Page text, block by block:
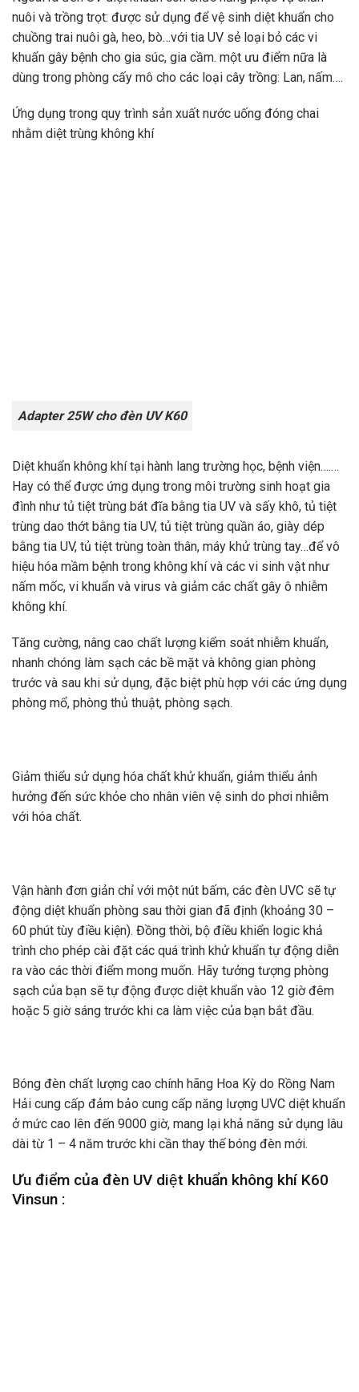
nuôi và trồng trọt: được sử dụng để vệ sinh diệt khuẩn cho
chuồng trai nuôi gà, heo, bò…với tia UV sẻ loại bỏ các vi
khuẩn gây bệnh cho gia súc, gia cầm. một ưu điểm nữa là
dùng trong phòng cấy mô cho các loại cây trồng: Lan, nấm….
Ứng dụng trong quy trình sản xuất nước uống đóng chai
nhằm diệt trùng không khí
Adapter 25W cho đèn UV K60
Diệt khuẩn không khí tại hành lang trường học, bệnh viện….…
Hay có thể được ứng dụng trong môi trường sinh hoạt gia
đình như tủ tiệt trùng bát đĩa bằng tia UV và sấy khô, tủ tiệt
trùng dao thớt bằng tia UV, tủ tiệt trùng quần áo, giày dép
bằng tia UV, tủ tiệt trùng toàn thân, máy khử trùng tay…để vô
hiệu hóa mầm bệnh trong không khí và các vi sinh vật như
nấm mốc, vi khuẩn và virus và giảm các chất gây ô nhiễm
không khí.
Tăng cường, nâng cao chất lượng kiểm soát nhiễm khuẩn,
nhanh chóng làm sạch các bề mặt và không gian phòng
trước và sau khi sử dụng, đặc biệt phù hợp với các ứng dụng
phòng mổ, phòng thủ thuật, phòng sạch.
Giảm thiểu sử dụng hóa chất khử khuẩn, giảm thiểu ảnh
hưởng đến sức khỏe cho nhân viên vệ sinh do phơi nhiễm
với hóa chất.
Vận hành đơn giản chỉ với một nút bấm, các đèn UVC sẽ tự
động diệt khuẩn phòng sau thời gian đã định (khoảng 30 –
60 phút tùy điều kiện). Đồng thời, bộ điều khiển logic khả
trình cho phép cài đặt các quá trình khử khuẩn tự động diễn
ra vào các thời điểm mong muốn. Hãy tưởng tượng phòng
sạch của bạn sẽ tự động được diệt khuẩn vào 12 giờ đêm
hoặc 5 giờ sáng trước khi ca làm việc của bạn bắt đầu.
Bóng đèn chất lượng cao chính hãng Hoa Kỳ do Rồng Nam
Hải cung cấp đảm bảo cung cấp năng lượng UVC diệt khuẩn
ở mức cao lên đến 9000 giờ, mang lại khả năng sử dụng lâu
dài từ 1 – 4 năm trước khi cần thay thế bóng đèn mới.
Ưu điểm của đèn UV diệt khuẩn không khí K60
Vinsun :